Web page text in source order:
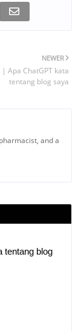
NEWER
| Apa ChatGPT kata
tentang blog saya
and a
tentang blog